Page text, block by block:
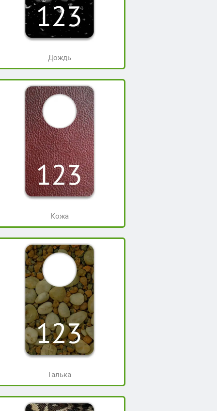
Дождь
Кожа
Галька